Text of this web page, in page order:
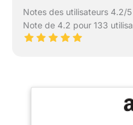
Notes des utilisateurs 4.2/5
Note de 4.2 pour 133